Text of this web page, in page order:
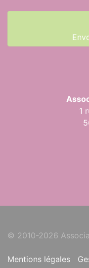
1
© 2010-2026
Mentions légales